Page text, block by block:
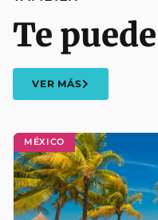
MÉXICO
Te
VER MÁS